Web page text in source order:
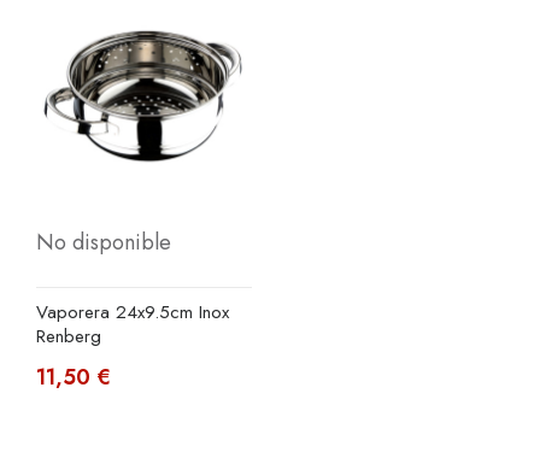
No disponible
Vaporera 24x9.5cm Inox
Renberg
11,50 €